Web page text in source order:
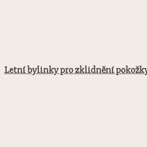
Letní bylinky pro zklidnění